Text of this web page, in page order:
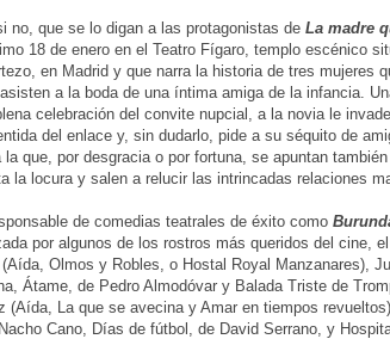
no, que se lo digan a las protagonistas de La madre
18 de enero en el Teatro Fígaro, templo escénico
en Madrid y que narra la historia de tres mujeres
a la boda de una íntima amiga de la infancia.
celebración del convite nupcial, a la novia le
del enlace y, sin dudarlo, pide a su séquito de
que, por desgracia o por fortuna, se apuntan también
la locura y salen a relucir las intrincadas relaciones
de comedias teatrales de éxito como
por algunos de los rostros más queridos del cine,
Olmos y Robles, o Hostal Royal Manzanares),
Átame, de Pedro Almodóvar y Balada Triste de
(Aída, La que se avecina y Amar en tiempos
Cano, Días de fútbol, de David Serrano, y